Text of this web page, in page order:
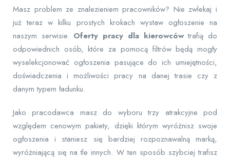
Masz problem ze znalezieniem pracowników? Nie zwlekaj i
już teraz w kilku prostych krokach wystaw ogłoszenie na
naszym serwisie. Oferty pracy dla kierowcówtrafią do
odpowiednich osób, które za pomocą filtrów będą mogły
wyselekcjonować ogłoszenia pasujące do ich umiejętności,
doświadczenia i możliwości pracy na danej trasie czy z
danym typem ładunku.
Jako pracodawca masz do wyboru trzy atrakcyjne pod
względem cenowym pakiety, dzięki którym wyróżnisz swoje
ogłoszenia i staniesz się bardziej rozpoznawalną marką,
wyróżniającą się na tle innych. W ten sposób szybciej trafisz